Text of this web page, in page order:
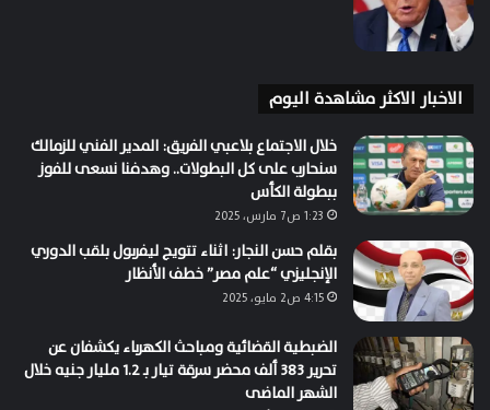
الاخبار الاكثر مشاهدة اليوم
خلال الاجتماع بلاعبي الفريق: المدير الفني للزمالك
سنحارب على كل البطولات.. وهدفنا نسعى للفوز
ببطولة الكأس
1:23 ص7 مارس، 2025
بقلم حسن النجار: اثناء تتويج ليفربول بلقب الدوري
الإنجليزي “علم مصر” خطف الأنظار
4:15 ص2 مايو، 2025
الضبطية القضائية ومباحث الكهرباء يكشفان عن
تحرير 383 ألف محضر سرقة تيار بـ 1.2 مليار جنيه خلال
الشهر الماضى